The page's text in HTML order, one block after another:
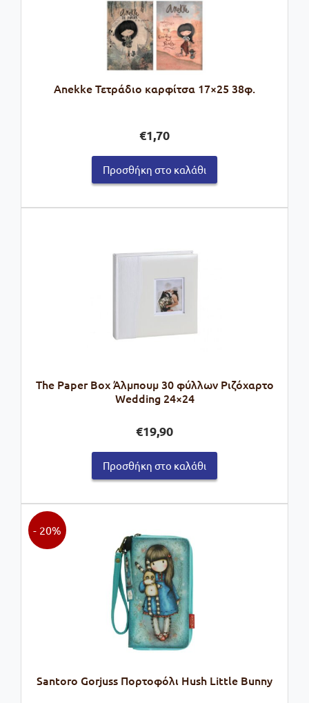
Anekke Τετράδιο καρφίτσα 17×25 38φ.
€1,70
Προσθήκη στο καλάθι
The Paper Box Άλμπουμ 30 φύλλων Ριζόχαρτο
Wedding 24×24
€19,90
Προσθήκη στο καλάθι
Santoro Gorjuss Πορτοφόλι Hush Little Bunny
- 20%